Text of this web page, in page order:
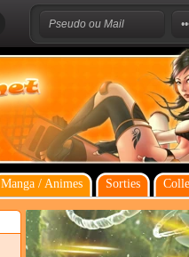
Manga / Animes Sorties